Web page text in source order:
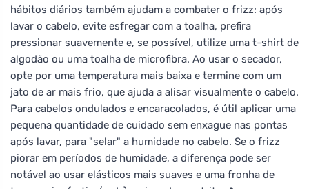
hábitos diários também ajudam a combater o frizz: após
lavar o cabelo, evite esfregar com a toalha, prefira
pressionar suavemente e, se possível, utilize uma t-shirt de
algodão ou uma toalha de microfibra. Ao usar o secador,
opte por uma temperatura mais baixa e termine com um
jato de ar mais frio, que ajuda a alisar visualmente o cabelo.
Para cabelos ondulados e encaracolados, é útil aplicar uma
pequena quantidade de cuidado sem enxague nas pontas
após lavar, para "selar" a humidade no cabelo. Se o frizz
piorar em períodos de humidade, a diferença pode ser
notável ao usar elásticos mais suaves e uma fronha de